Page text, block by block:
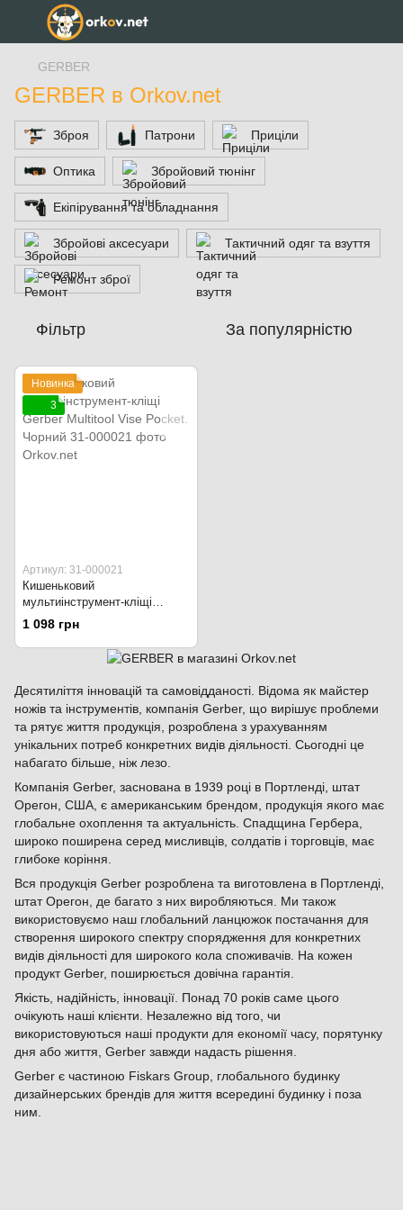
GERBER
GERBER в Orkov.net
Зброя Патрони Приціли
Оптика Збройовий тюнінг
Екіпірування та обладнання
Збройові аксесуари Тактичний одяг та взуття
Ремонт зброї
Фільтр За популярністю
Новинка
3
Артикул: 31-000021
Кишеньковий
мультиінструмент-кліщі
Gerber Multitool Vise Pocket.
1 098 грн
Десятиліття інновацій та самовідданості. Відома як майстер
ножів та інструментів, компанія Gerber, що вирішує проблеми
та рятує життя продукція, розроблена з урахуванням
унікальних потреб конкретних видів діяльності. Сьогодні це
набагато більше, ніж лезо.
Компанія Gerber, заснована в 1939 році в Портленді, штат
Орегон, США, є американським брендом, продукція якого має
глобальне охоплення та актуальність. Спадщина Гербера,
широко поширена серед мисливців, солдатів і торговців, має
глибоке коріння.
Вся продукція Gerber розроблена та виготовлена ​​в Портленді,
штат Орегон, де багато з них виробляються. Ми також
використовуємо наш глобальний ланцюжок постачання для
створення широкого спектру спорядження для конкретних
видів діяльності для широкого кола споживачів. На кожен
продукт Gerber, поширюється довічна гарантія.
Якість, надійність, інновації. Понад 70 років саме цього
очікують наші клієнти. Незалежно від того, чи
використовуються наші продукти для економії часу, порятунку
дня або життя, Gerber завжди надасть рішення.
Gerber є частиною Fiskars Group, глобального будинку
дизайнерських брендів для життя всередині будинку і поза
ним.